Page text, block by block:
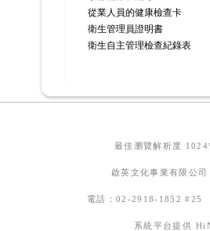
從業人員的健康檢查卡
衛生管理員證明書
衛生自主管理檢查紀錄表
最佳瀏覽解析度
啟英文化事業有限公
電話：02-2918-1852
系統平台提供